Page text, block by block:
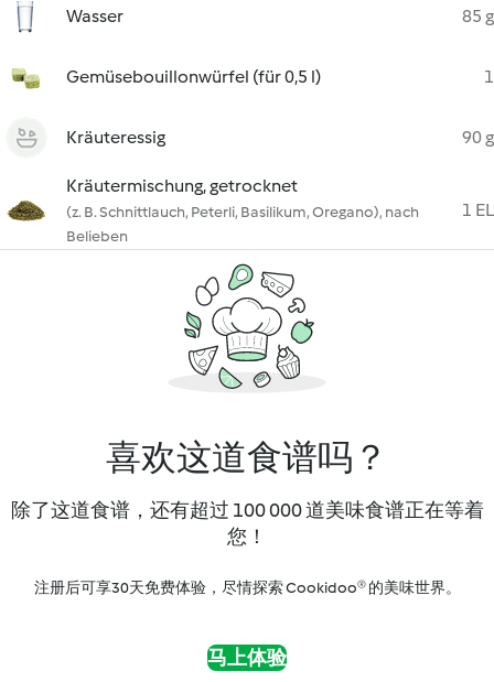
Wasser 85 g
Gemüsebouillonwürfel (für 0,5 l) 1
Kräuteressig 90 g
Kräutermischung, getrocknet
(z. B. Schnittlauch, Peterli, Basilikum, Oregano), nach
Belieben
1 EL
喜欢这道食谱吗？
除了这道食谱，还有超过 100 000 道美味食谱正在等着
您！
注册后可享30天免费体验，尽情探索 Cookidoo® 的美味世界。
马上体验